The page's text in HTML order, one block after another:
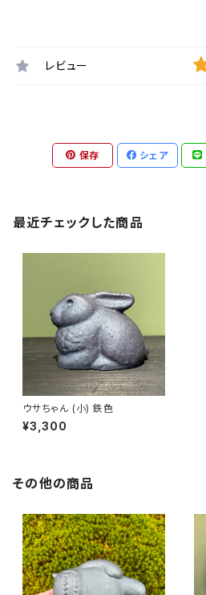
レビュー
保存 シェア
最近チェックした商品
ウサちゃん (小) 鉄色
¥3,300
その他の商品